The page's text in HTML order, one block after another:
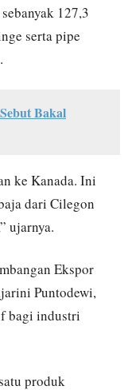
127,3
serta pipe
Bakal
ke Kanada. Ini
dari Cilegon
ujarnya.
Ekspor
Puntodewi,
bagi industri
produk